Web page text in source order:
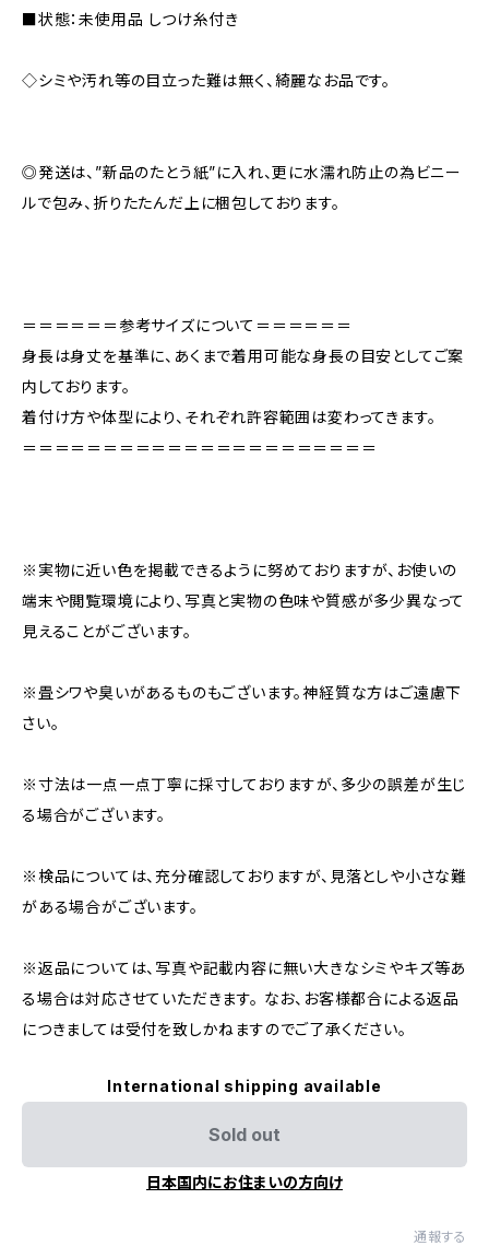
■状態：未使用品 しつけ糸付き
◇シミや汚れ等の目立った難は無く、綺麗なお品です。
◎発送は、”新品のたとう紙”に入れ、更に水濡れ防止の為ビニー
ルで包み、折りたたんだ上に梱包しております。
＝＝＝＝＝＝参考サイズについて＝＝＝＝＝＝
身長は身丈を基準に、あくまで着用可能な身長の目安としてご案
内しております。
着付け方や体型により、それぞれ許容範囲は変わってきます。
＝＝＝＝＝＝＝＝＝＝＝＝＝＝＝＝＝＝＝＝＝＝
※実物に近い色を掲載できるように努めておりますが、お使いの
端末や閲覧環境により、写真と実物の色味や質感が多少異なって
見えることがございます。
※畳シワや臭いがあるものもございます。神経質な方はご遠慮下
さい。
※寸法は一点一点丁寧に採寸しておりますが、多少の誤差が生じ
る場合がございます。
※検品については、充分確認しておりますが、見落としや小さな難
がある場合がございます。
※返品については、写真や記載内容に無い大きなシミやキズ等あ
る場合は対応させていただきます。 なお、お客様都合による返品
につきましては受付を致しかねますのでご了承ください。
International shipping available
Sold out
日本国内にお住まいの方向け
通報する